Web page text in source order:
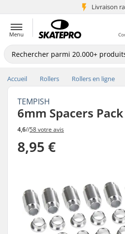
Livraison
+5 mio de
Menu
Accueil Rollers Rollers en ligne
TEMPISH
6mm Spacers
4,6//58 votre avis
8,95 €